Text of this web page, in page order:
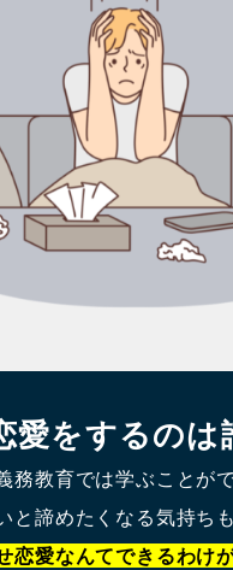
愛をするのは
務教育では学ぶことが
と諦めたくなる気持ち
恋愛なんてできるわけ